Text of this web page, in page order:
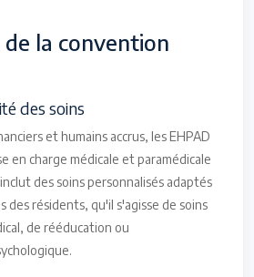
la convention
des soins
et humains accrus, les EHPAD
en charge médicale et paramédicale
des soins personnalisés adaptés
des résidents, qu'il s'agisse de soins
de rééducation ou